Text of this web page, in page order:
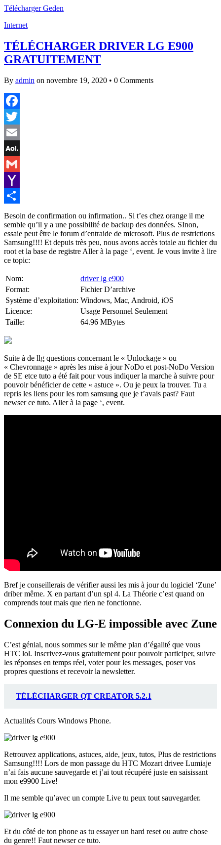
Télécharger Geden
Internet
TÉLÉCHARGER DRIVER LG E900
GRATUITEMENT
By admin on novembre 19, 2020 • 0 Comments
Facebook
Twitter
Email
AOL
Mail
Gmail
Yahoo
Mail
Partager
Besoin de confirmation ou infirmation.. Si t’es chez orange il me
semble qu’il y a une possibilité de backup des données. SInon,
essaie peut être le forum d’entraide de microsoft. Plus de restrictions
Samsung!!!! Et depuis très peu, nous avons accès totale au fichier du
root et la base de registre Aller à la page ‘, event. Je vous invite à lire
ce topic:
Nom:
driver lg e900
Format:
Fichier D’archive
Système d’exploitation: Windows, Mac, Android, iOS
Licence:
Usage Personnel Seulement
Taille:
64.96 MBytes
Suite à de llg questions concernant le « Unlockage » ou
« Chevronnage » après les mise à jour NoDo et post-NoDo Version
de SE etce tuto a été fait pour vous indiquer la marche à suivre pour
pouvoir bénéficier de cette « astuce ». Ou je peux la trouver. Tu a
repris les liens pour les rom samsung que je t’avais past? Faut
newser ce tuto. Aller à la page ‘, event.
Bref je conseillerais de vérifier aussi les mis à jour du logiciel ‘Zune’
driber même. X en partant d’un spl 4. La Théorie c’est quand on
comprends tout mais que rien ne fonctionne.
Connexion du LG-E impossible avec Zune
C’est génial, nous sommes sur le même plan d’égalité que vous
HTC lol. Inscrivez-vous gratuitement pour pouvoir participer, suivre
les réponses en temps réel, voter pour les messages, poser vos
propres questions et recevoir la newsletter.
TÉLÉCHARGER QT CREATOR 5.2.1
Actualités Cours Windows Phone.
Retrouvez applications, astuces, aide, jeux, tutos, Plus de restrictions
Samsung!!!! Lors de mon passage du HTC Mozart drivee Lumiaje
n’ai fais aucune sauvegarde et j’ai tout récupéré juste en saisissant
mon e9900 Live!
Il me semble qu’avec un compte Live tu peux tout sauvegarder.
Et du côté de ton phone as tu essayer un hard reset ou autre chose
du genre!! Faut newser ce tuto.